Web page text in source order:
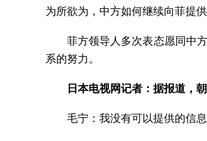
为所欲为，中方如何继续向菲提
菲方领导人多次表态愿同中
系的努力。
日本电视网记者：据报道，
毛宁：我没有可以提供的信息